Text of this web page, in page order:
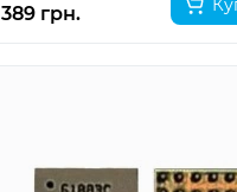
389 грн.